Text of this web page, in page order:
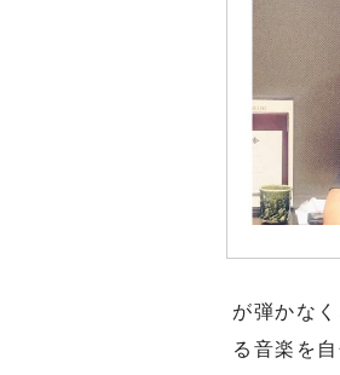
が弾かな
る音楽を